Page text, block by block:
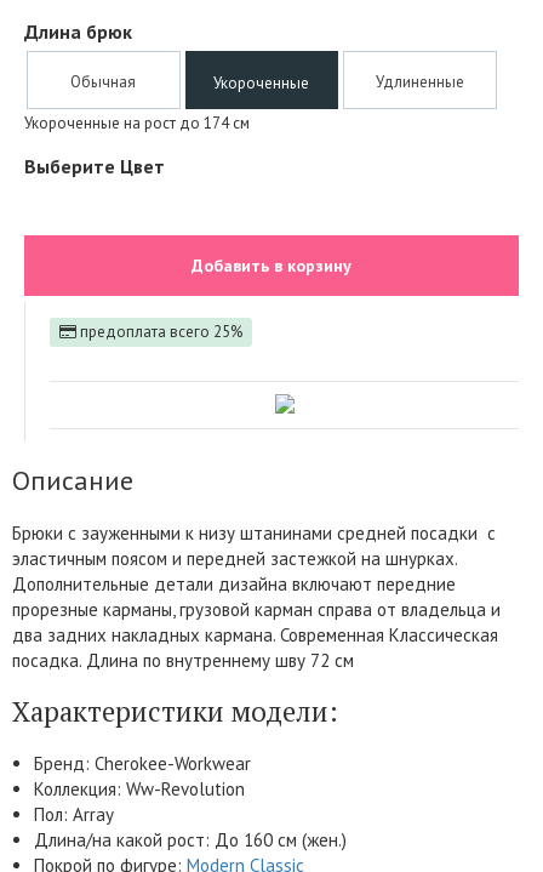
Длина брюк
Обычная Укороченные
Удлиненные
Укороченные на рост до 174 см
Выберите Цвет
Добавить в корзину
предоплата всего 25%
Описание
Брюки с зауженными к низу штанинами средней посадки с
эластичным поясом и передней застежкой на шнурках.
Дополнительные детали дизайна включают передние
прорезные карманы, грузовой карман справа от владельца и
два задних накладных кармана. Современная Классическая
посадка. Длина по внутреннему шву 72 см
Характеристики модели:
Бренд: Cherokee-Workwear
Коллекция: Ww-Revolution
Пол: Array
Длина/на какой рост: До 160 см (жен.)
Покрой по фигуре: Modern Classic